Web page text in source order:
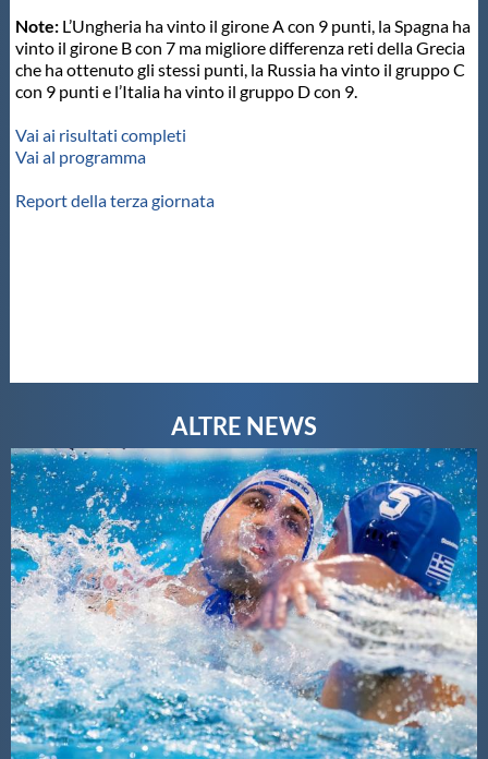
Note:L’Ungheria ha vinto il girone A con 9 punti, la Spagna ha
vinto il girone B con 7 ma migliore differenza reti della Grecia
che ha ottenuto gli stessi punti, la Russia ha vinto il gruppo C
con 9 punti e l’Italia ha vinto il gruppo D con 9.
Vai ai risultati completi
Vai al programma
Report della terza giornata